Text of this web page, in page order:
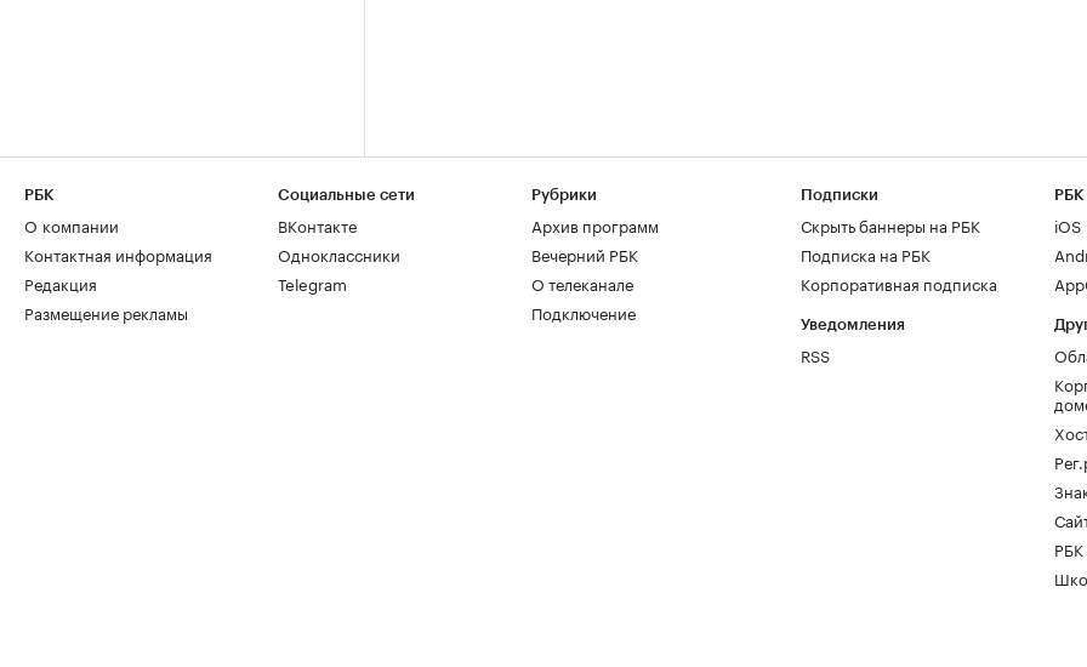
РБК
О компании
Контактная информация
Редакция
Размещение рекламы
Социальные сети
ВКонтакте
Одноклассники
Telegram
Рубрики
Архив программ
Вечерний РБК
О телеканале
Подключение
Подписки
Скрыть баннеры на РБК
Подписка на РБК
Корпоративная подписка
Уведомления
RSS
РБК
iOS